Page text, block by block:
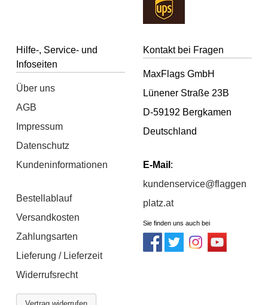
Hilfe-, Service- und
Infoseiten
Über uns
AGB
Impressum
Datenschutz
Kundeninformationen
Bestellablauf
Versandkosten
Zahlungsarten
Lieferung / Lieferzeit
Widerrufsrecht
Kontakt bei Fragen
MaxFlags GmbH
Lünener Straße 23B
D-59192 Bergkamen
Deutschland
E-Mail :
kundenservice@flaggen
platz.at
Sie finden uns auch bei